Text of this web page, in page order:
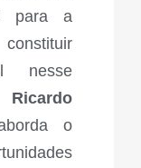
para a
nesse
Ricardo
o